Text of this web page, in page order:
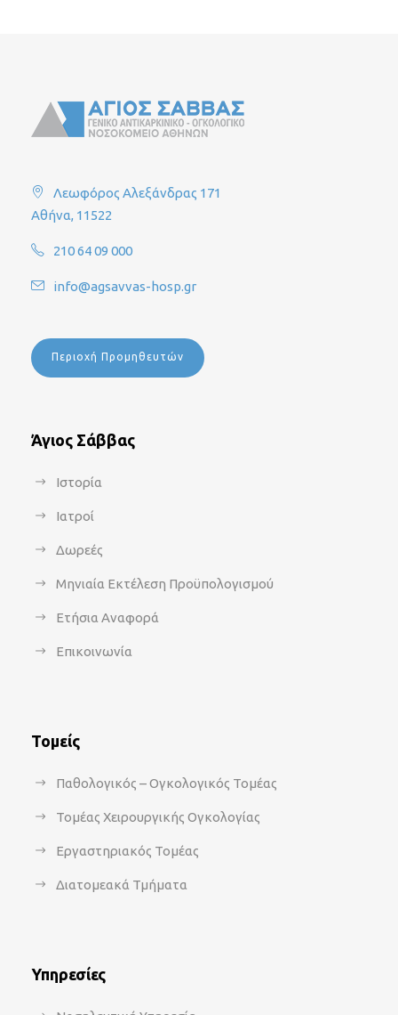
Λεωφόρος Αλεξάνδρας 171
Αθήνα, 11522
210 64 09 000
info@agsavvas-hosp.gr
Περιοχή Προμηθευτών
Άγιος Σάββας
Ιστορία
Ιατροί
Δωρεές
Μηνιαία Εκτέλεση Προϋπολογισμού
Ετήσια Αναφορά
Επικοινωνία
Τομείς
Παθολογικός – Ογκολογικός Τομέας
Τομέας Χειρουργικής Ογκολογίας
Εργαστηριακός Τομέας
Διατομεακά Τμήματα
Υπηρεσίες